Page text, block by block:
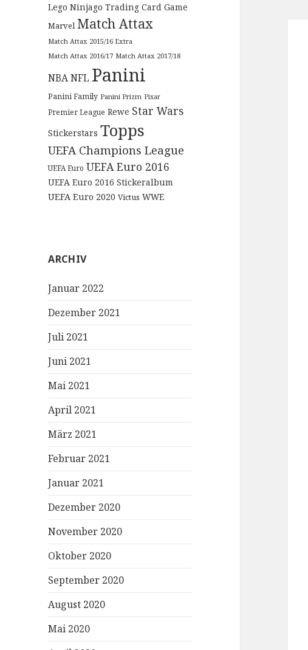
Lego Ninjago Trading Card Game
Marvel Match Attax
Match Attax 2015/16 Extra
Match Attax 2016/17 Match Attax 2017/18
NBANFL Panini
Panini Family Panini Prizm Pixar
Premier League Rewe Star Wars
Stickerstars Topps
UEFA Champions League
UEFA Euro UEFA Euro 2016
UEFA Euro 2016 Stickeralbum
UEFA Euro 2020 Victus WWE
ARCHIV
Januar 2022
Dezember 2021
Juli 2021
Juni 2021
Mai 2021
April 2021
März 2021
Februar 2021
Januar 2021
Dezember 2020
November 2020
Oktober 2020
September 2020
August 2020
Mai 2020